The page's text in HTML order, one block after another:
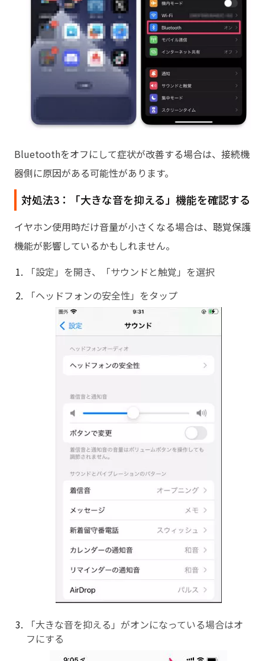
Bluetoothをオフにして症状が改善する場合は、接続機
器側に原因がある可能性があります。
対処法3：「大きな音を抑える」機能を確認する
イヤホン使用時だけ音量が小さくなる場合は、聴覚保護
機能が影響しているかもしれません。
「設定」を開き、「サウンドと触覚」を選択
「ヘッドフォンの安全性」をタップ
「大きな音を抑える」がオンになっている場合はオ
フにする